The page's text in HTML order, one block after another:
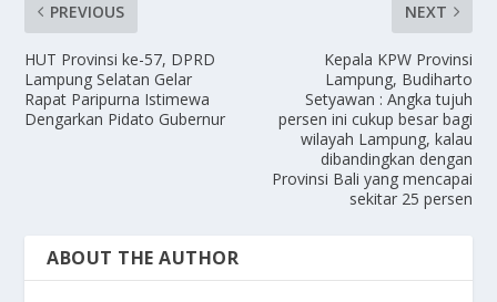
PREVIOUS
HUT Provinsi ke-57, DPRD
Lampung Selatan Gelar
Rapat Paripurna Istimewa
Dengarkan Pidato Gubernur
NEXT
Kepala KPW Provinsi
Lampung, Budiharto
Setyawan : Angka tujuh
persen ini cukup besar bagi
wilayah Lampung, kalau
dibandingkan dengan
Provinsi Bali yang mencapai
sekitar 25 persen
ABOUT THE AUTHOR